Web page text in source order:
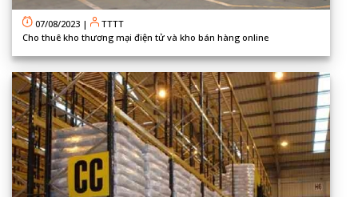
07/08/2023 |
TTTT
Cho thuê kho thương mại điện tử và kho bán hàng online